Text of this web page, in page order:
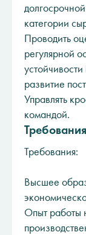
категории
Проводить
регулярной
развитие
Управлять
командой.
Требования
Требования:
Высшее
Опыт работы